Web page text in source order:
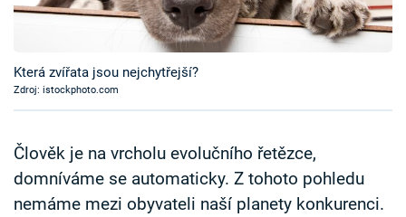
Sledujte prima+
Sledujte nás
Která zvířata jsou nejchytřejší?
Zdroj: istockphoto.com
Člověk je na vrcholu evolučního řetězce,
domníváme se automaticky. Z tohoto pohledu
nemáme mezi obyvateli naší planety konkurenci.